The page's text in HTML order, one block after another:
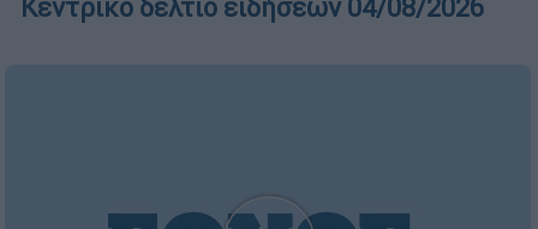
Κεντρικό δελτίο ειδήσεων 04/08/2026